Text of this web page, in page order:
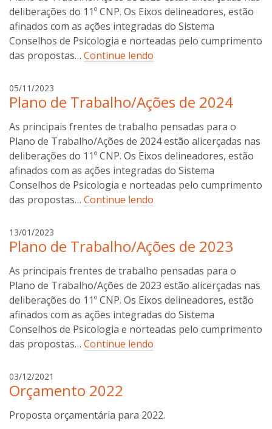
o
n
c
s
deliberações do 11º CNP. Os Eixos delineadores, estão
afinados com as ações integradas do Sistema
Conselhos de Psicologia e norteadas pelo cumprimento
das propostas… Continue lendo
05/11/2023
i
d
e
o
n
c
s
Plano de Trabalho/Ações de 2024
As principais frentes de trabalho pensadas para o
Plano de Trabalho/Ações de 2024 estão alicerçadas nas
deliberações do 11º CNP. Os Eixos delineadores, estão
afinados com as ações integradas do Sistema
Conselhos de Psicologia e norteadas pelo cumprimento
das propostas… Continue lendo
13/01/2023
n
b
o
t
t
i
i
Plano de Trabalho/Ações de 2023
As principais frentes de trabalho pensadas para o
Plano de Trabalho/Ações de 2023 estão alicerçadas nas
deliberações do 11º CNP. Os Eixos delineadores, estão
afinados com as ações integradas do Sistema
Conselhos de Psicologia e norteadas pelo cumprimento
das propostas… Continue lendo
03/12/2021
i
d
Orçamento 2022
Proposta orçamentária para 2022.